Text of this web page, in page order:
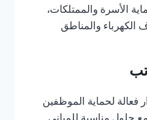
الأسرة والممتلكات،
والمناطق
فعالة لحماية الموظفين